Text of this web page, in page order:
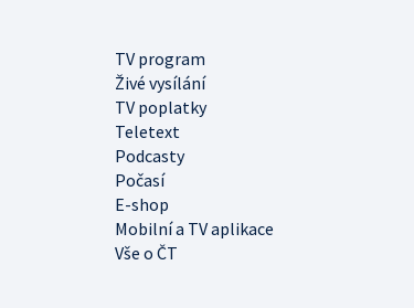
TV program
Živé vysílání
TV poplatky
Teletext
Podcasty
Počasí
E-shop
Mobilní a TV aplikace
Vše o ČT